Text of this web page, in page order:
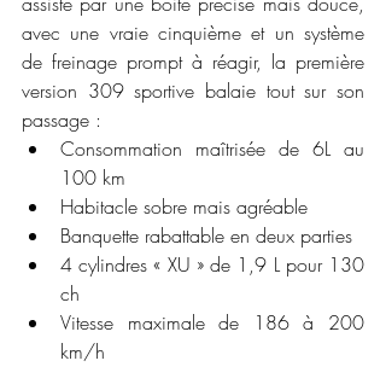
avec une vraie cinquième et un système
de freinage prompt à réagir, la première
version 309 sportive balaie tout sur son
passage :
Consommation maîtrisée de 6L au
100 km
Habitacle sobre mais agréable
Banquette rabattable en deux parties
4 cylindres « XU » de 1,9 L pour 130
ch
Vitesse maximale de 186 à 200
km/h